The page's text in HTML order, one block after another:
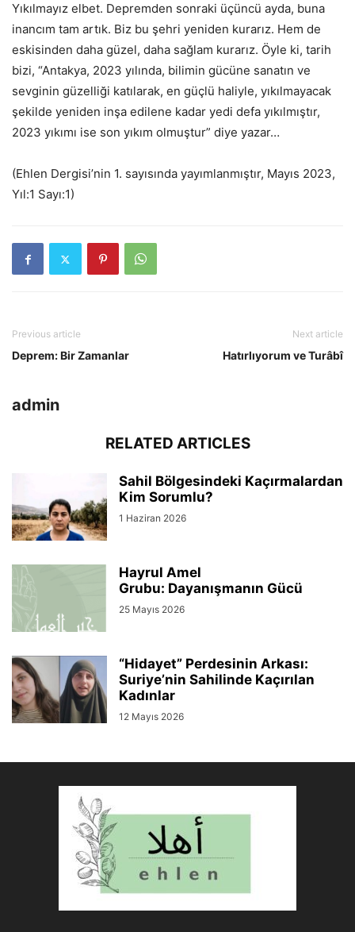
Yıkılmayız elbet. Depremden sonraki üçüncü ayda, buna
inancım tam artık. Biz bu şehri yeniden kurarız. Hem de
eskisinden daha güzel, daha sağlam kurarız. Öyle ki, tarih
bizi, “Antakya, 2023 yılında, bilimin gücüne sanatın ve
sevginin güzelliği katılarak, en güçlü haliyle, yıkılmayacak
şekilde yeniden inşa edilene kadar yedi defa yıkılmıştır,
2023 yıkımı ise son yıkım olmuştur” diye yazar…
(Ehlen Dergisi’nin 1. sayısında yayımlanmıştır, Mayıs 2023,
Yıl:1 Sayı:1)
Previous article
Deprem: Bir Zamanlar
Next article
Hatırlıyorum ve Turâbî
admin
RELATED ARTICLES
Sahil Bölgesindeki Kaçırmalardan
Kim Sorumlu?
1 Haziran 2026
Hayrul Amel
Grubu: Dayanışmanın Gücü
25 Mayıs 2026
“Hidayet” Perdesinin Arkası:
Suriye’nin Sahilinde Kaçırılan
Kadınlar
12 Mayıs 2026